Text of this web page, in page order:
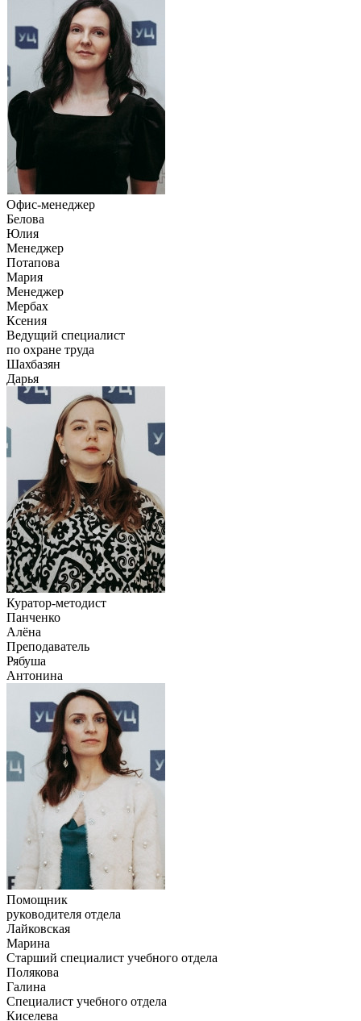
Офис-менеджер
Белова
Юлия
Менеджер
Потапова
Мария
Менеджер
Мербах
Ксения
Ведущий специалист
по охране труда
Шахбазян
Дарья
Куратор-методист
Панченко
Алёна
Преподаватель
Рябуша
Антонина
Помощник
руководителя отдела
Лайковская
Марина
Старший специалист учебного отдела
Полякова
Галина
Специалист учебного отдела
Киселева